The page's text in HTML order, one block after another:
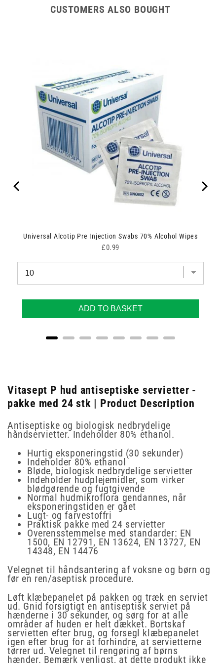
CUSTOMERS ALSO BOUGHT
Universal Alcotip Pre Injection Swabs 70% Alcohol Wipes
Price
£0.99
ADD TO BASKET
Vitasept P hud antiseptiske servietter -
pakke med 24 stk | Product Description
Antiseptiske og biologisk nedbrydelige
håndservietter. Indeholder 80% ethanol.
Hurtig eksponeringstid (30 sekunder)
Indeholder 80% ethanol
Bløde, biologisk nedbrydelige servietter
Indeholder hudplejemidler, som virker
blødgørende og fugtgivende
Normal hudmikroflora gendannes, når
eksponeringstiden er gået
Lugt- og farvestoffri
Praktisk pakke med 24 servietter
Overensstemmelse med standarder: EN
1500, EN 12791, EN 13624, EN 13727, EN
14348, EN 14476
Velegnet til håndsantering af voksne og børn og
før en ren/aseptisk procedure.
Løft klæbepanelet på pakken og træk en serviet
ud. Gnid forsigtigt en antiseptisk serviet på
hænderne i 30 sekunder, og sørg for at alle
områder af huden er helt dækket. Bortskaf
servietten efter brug, og forsegl klæbepanelet
igen efter brug for at forhindre, at servietterne
tørrer ud. Velegnet til rengøring af børns
hænder. Bemærk venligst, at dette produkt ikke